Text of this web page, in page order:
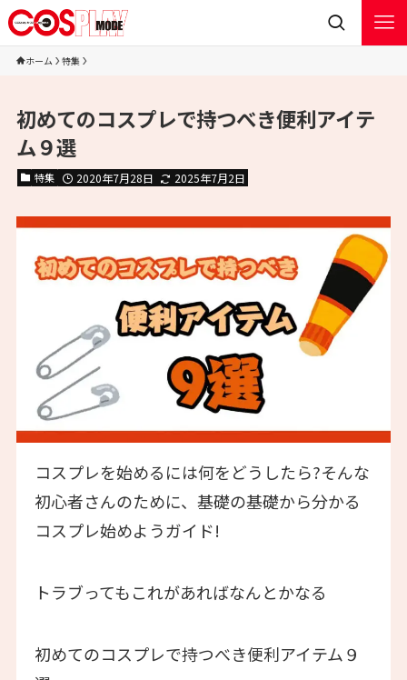
ホーム 特集
初めてのコスプレで持つべき便利アイテ
ム９選
特集 2020年7月28日 2025年7月2日
コスプレを始めるには何をどうしたら?そんな
初心者さんのために、基礎の基礎から分かる
コスプレ始めようガイド!
トラブってもこれがあればなんとかなる
初めてのコスプレで持つべき便利アイテム９